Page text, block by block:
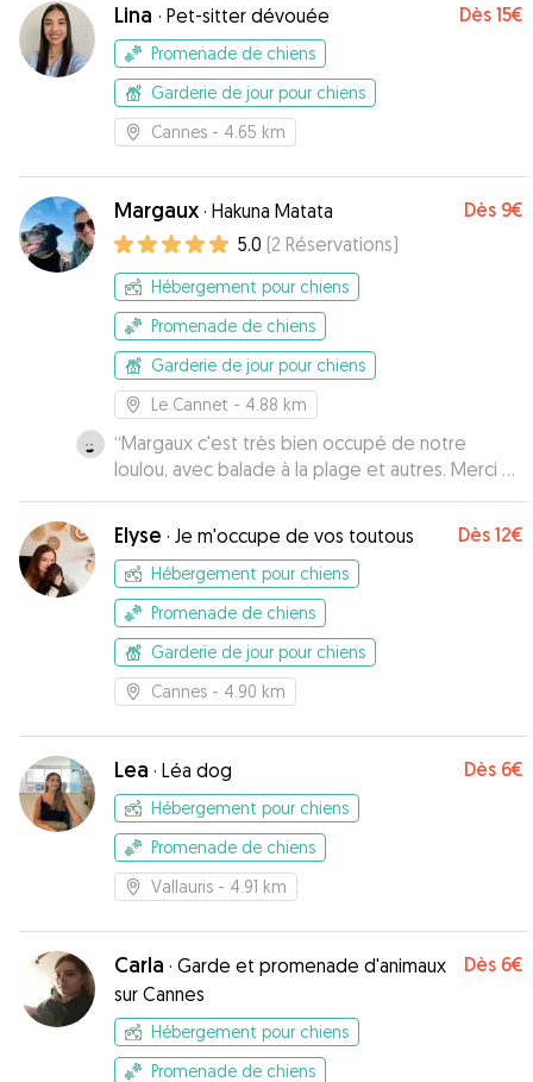
Lina · Pet-sitter dévouée Dès 15€
Promenade de chiens
Garderie de jour pour chiens
Cannes - 4.65 km
Margaux · Hakuna Matata Dès 9€
5.0 (2 Réservations)
Hébergement pour chiens
Promenade de chiens
Garderie de jour pour chiens
Le Cannet - 4.88 km
“Margaux c'est très bien occupé de notre
loulou, avec balade à la plage et autres. Merci à
elle !”
Elyse · Je m'occupe de vos toutous Dès 12€
Hébergement pour chiens
Promenade de chiens
Garderie de jour pour chiens
Cannes - 4.90 km
Lea · Léa dog Dès 6€
Hébergement pour chiens
Promenade de chiens
Vallauris - 4.91 km
Carla · Garde et promenade d'animaux
sur Cannes
Dès 6€
Hébergement pour chiens
Promenade de chiens